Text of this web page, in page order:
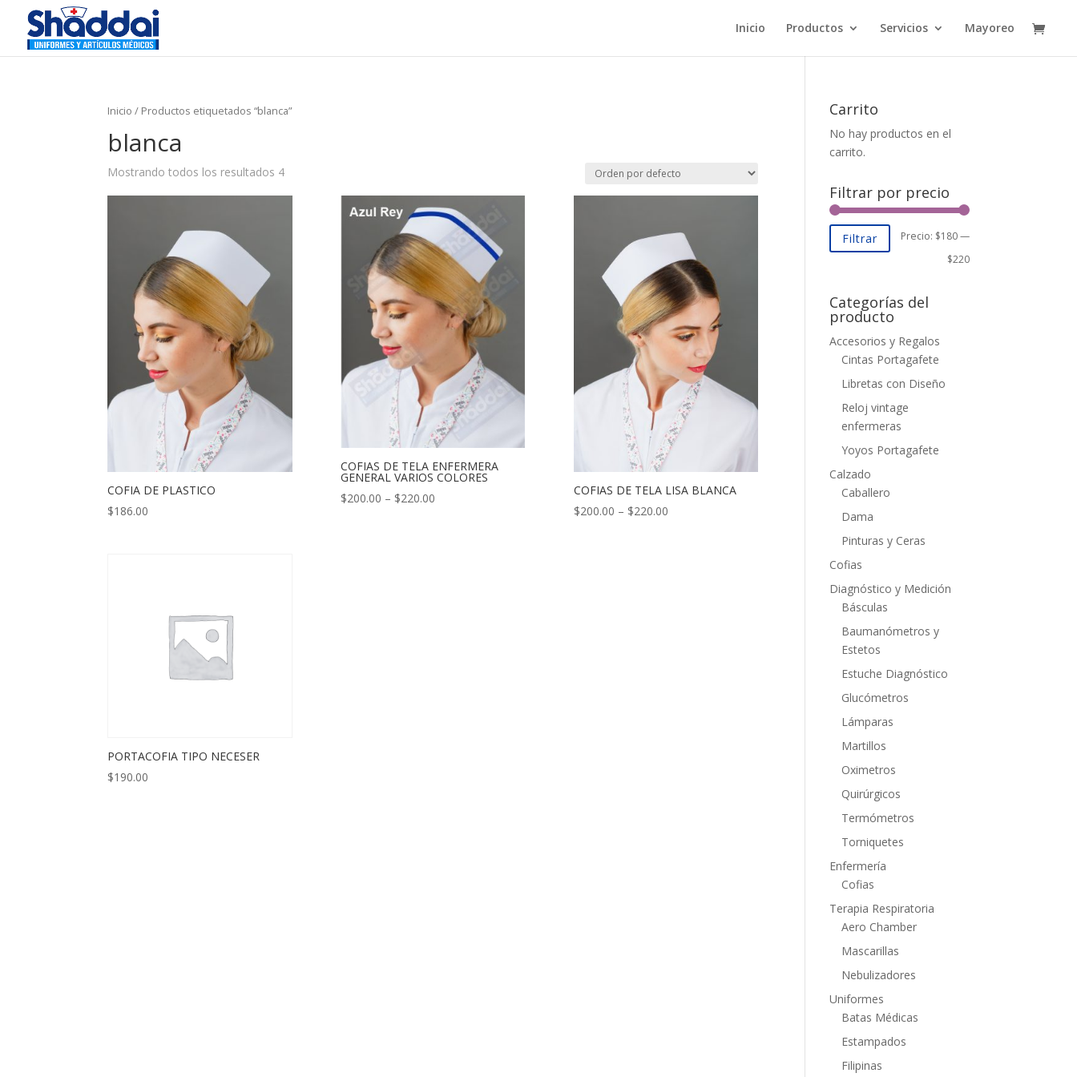
Inicio Productos Servicios Mayoreo
Inicio / Productos etiquetados “blanca”
blanca
Mostrando todos los resultados 4
COFIA DE PLASTICO
$186.00
COFIAS DE TELA ENFERMERA
GENERAL VARIOS COLORES
$200.00 – $220.00
COFIAS DE TELA LISA BLANCA
$200.00 – $220.00
PORTACOFIA TIPO NECESER
$190.00
Carrito
No hay productos en el
carrito.
Filtrar por precio
Filtrar Precio: $180—
$220
Categorías del
producto
Accesorios y Regalos
Cintas Portagafete
Libretas con Diseño
Reloj vintage
enfermeras
Yoyos Portagafete
Calzado
Caballero
Dama
Pinturas y Ceras
Cofias
Diagnóstico y Medición
Básculas
Baumanómetros y
Estetos
Estuche Diagnóstico
Glucómetros
Lámparas
Martillos
Oximetros
Quirúrgicos
Termómetros
Torniquetes
Enfermería
Cofias
Terapia Respiratoria
Aero Chamber
Mascarillas
Nebulizadores
Uniformes
Batas Médicas
Estampados
Filipinas